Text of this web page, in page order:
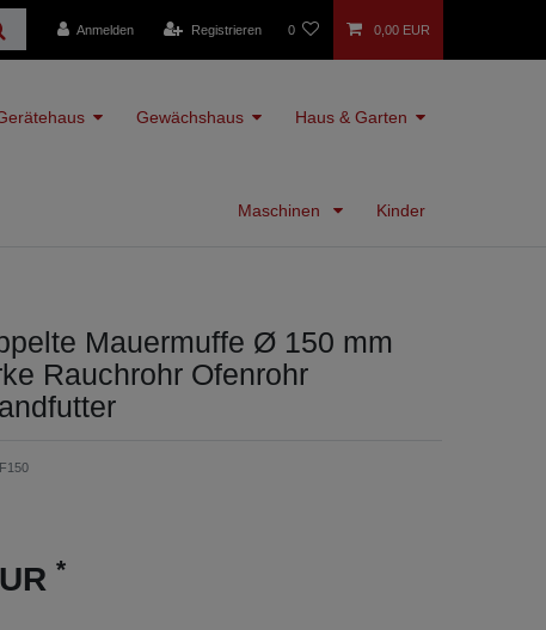
Anmelden Registrieren 0 0,00 EUR
Gewächshaus Haus & Garten
Maschinen Kinder
Mauermuffe Ø 150 mm
Rauchrohr Ofenrohr
*